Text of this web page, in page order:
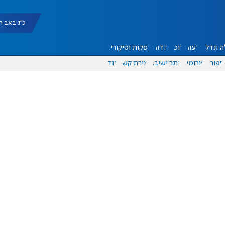
כ"ג באב תשפ"ו
ונדל"ן דעות אוכל יהדות הפקות וסיקורים
ספורט פורומים אתר ישיבה יצירת קשר עוד